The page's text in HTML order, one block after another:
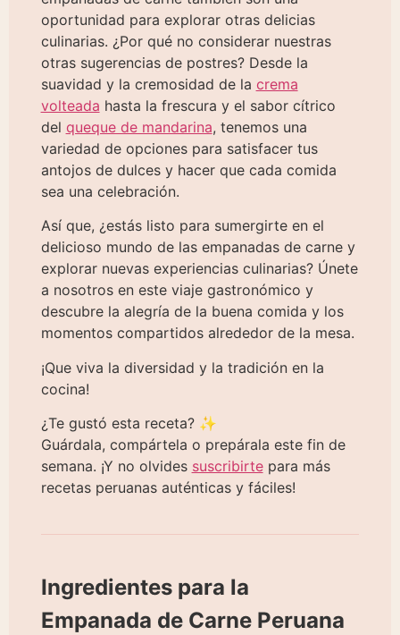
oportunidad para explorar otras delicias
culinarias. ¿Por qué no considerar nuestras
otras sugerencias de postres? Desde la
suavidad y la cremosidad de la crema
volteada hasta la frescura y el sabor cítrico
del queque de mandarina, tenemos una
variedad de opciones para satisfacer tus
antojos de dulces y hacer que cada comida
sea una celebración.
Así que, ¿estás listo para sumergirte en el
delicioso mundo de las empanadas de carne y
explorar nuevas experiencias culinarias? Únete
a nosotros en este viaje gastronómico y
descubre la alegría de la buena comida y los
momentos compartidos alrededor de la mesa.
¡Que viva la diversidad y la tradición en la
cocina!
¿Te gustó esta receta? ✨
Guárdala, compártela o prepárala este fin de
semana. ¡Y no olvides suscribirtepara más
recetas peruanas auténticas y fáciles!
Ingredientes para la
Empanada de Carne Peruana